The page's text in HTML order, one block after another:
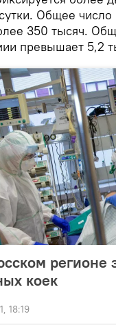
Общее число
350 тысяч.
превышает 5,2
регионе
коек
18:19